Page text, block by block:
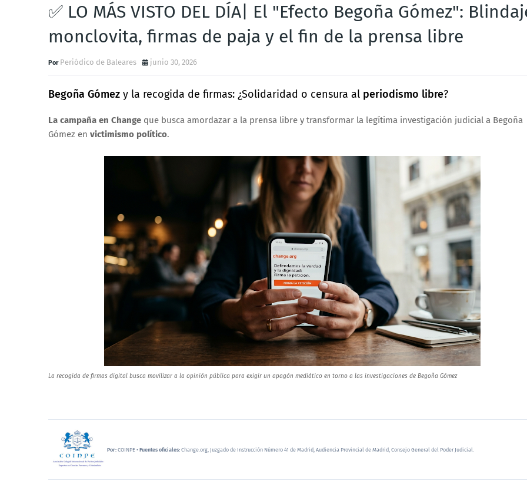
✅ LO MÁS VISTO DEL DÍA| El "Efecto Begoña Gómez":
monclovita, firmas de paja y el fin de la prensa libre
Periódico de Baleares junio 30, 2026
Begoña Gómez y la recogida de firmas: ¿Solidaridad o censura al periodismo libre?
La campaña en Change que busca amordazar a la prensa libre y transformar la legítima investigación judicial a Begoña
Gómez en victimismo político.
La recogida de firmas digital busca movilizar a la opinión pública para exigir un apagón mediático en torno a las investigaciones de Begoña Gómez
Por: COINPE • Fuentes oficiales: Change.org, Juzgado de Instrucción Número 41 de Madrid, Audiencia Provincial de Madrid, Consejo General del Poder Judicial.